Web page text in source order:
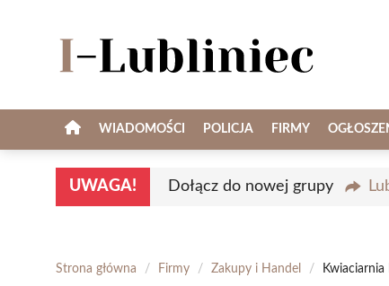
WIADOMOŚCI POLICJA FIRMY
UWAGA! Dołącz do nowej grupy
Strona główna / Firmy / Zakupy i Handel /